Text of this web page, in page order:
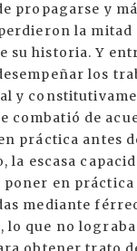
propagarse y
la
su historia. Y
los
y
combatió de
práctica antes
la escasa
en
mediante
lo que no